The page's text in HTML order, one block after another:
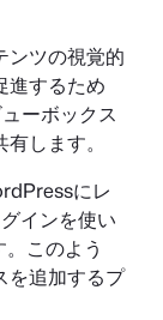
ンツの視覚的
進するため
ーボックス
します。
にレ
インを使い
このよう
を追加するプ